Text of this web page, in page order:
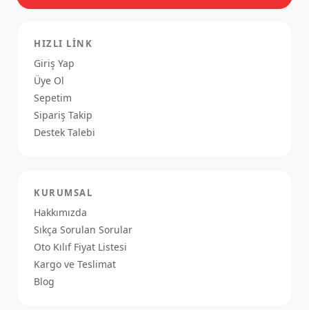
HIZLI LINK
Giriş Yap
Üye Ol
Sepetim
Sipariş Takip
Destek Talebi
KURUMSAL
Hakkımızda
Sıkça Sorulan Sorular
Oto Kılıf Fiyat Listesi
Kargo ve Teslimat
Blog